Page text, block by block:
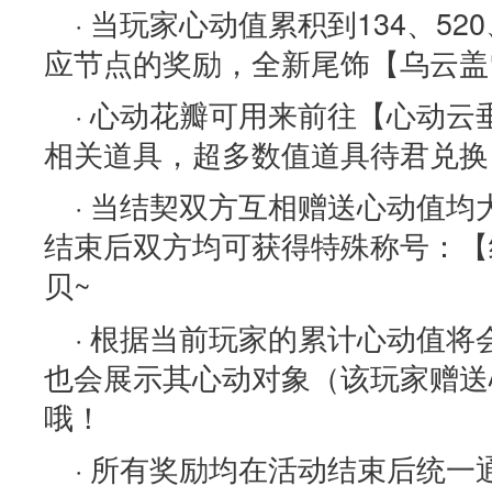
· 当玩家心动值累积到134、
应节点的奖励，全新尾饰【乌云
· 心动花瓣可用来前往【心动
相关道具，超多数值道具待君兑
· 当结契双方互相赠送心动值
结束后双方均可获得特殊称号：
贝~
· 根据当前玩家的累计心动值
也会展示其心动对象（该玩家赠
哦！
· 所有奖励均在活动结束后统一